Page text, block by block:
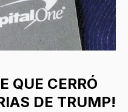
QUE CERRÓ
DE TRUMP!